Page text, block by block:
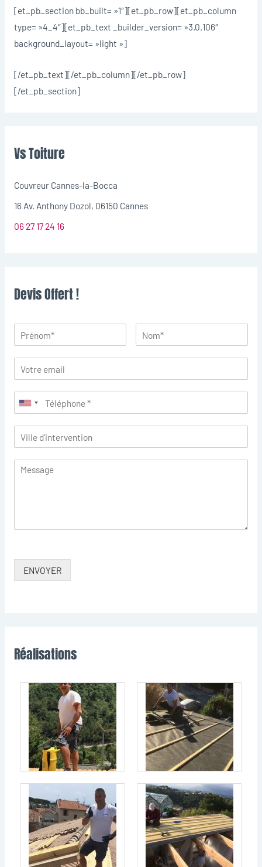
[et_pb_section bb_built= »1″][et_pb_row][et_pb_column
type= »4_4″][et_pb_text _builder_version= »3.0.106″
background_layout= »light »]
[/et_pb_text][/et_pb_column][/et_pb_row]
[/et_pb_section]
Vs Toiture
Couvreur Cannes-la-Bocca
16 Av. Anthony Dozol, 06150 Cannes
06 27 17 24 16
Devis Offert !
ENVOYER
Réalisations